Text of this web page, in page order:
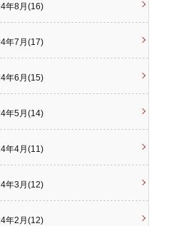
年8月(16)
年7月(17)
年6月(15)
年5月(14)
年4月(11)
年3月(12)
年2月(12)